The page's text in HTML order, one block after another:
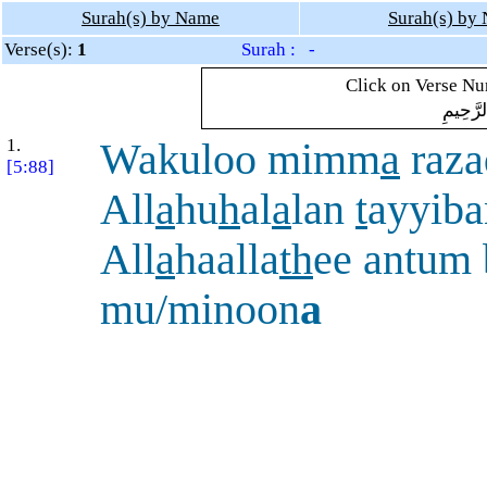
Surah(s) by Name
Surah(s) by
Verse(s): 1
Surah : -
Click on Verse
1.
[5:88]
Wakuloo mimma
Allahuhalalan t
Allahaallathee
mu/minoona